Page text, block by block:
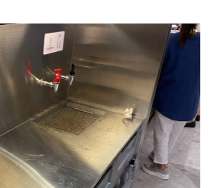
ENGLISH
下載 DOWNLOAD